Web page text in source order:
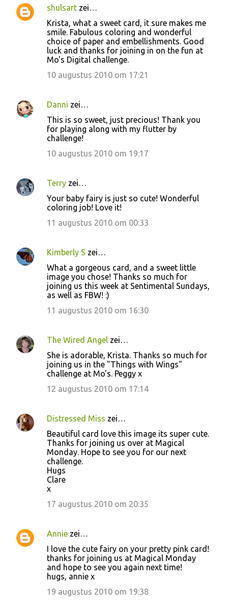
shulsart zei…
Krista, what a sweet card, it sure makes me
smile. Fabulous coloring and wonderful
choice of paper and embellishments. Good
luck and thanks for joining in on the fun at
Mo's Digital challenge.
10 augustus 2010 om 17:21
Danni zei…
This is so sweet, just precious! Thank you
for playing along with my flutter by
challenge!
10 augustus 2010 om 19:17
Terry zei…
Your baby fairy is just so cute! Wonderful
coloring job! Love it!
11 augustus 2010 om 00:33
Kimberly S zei…
What a gorgeous card, and a sweet little
image you chose! Thanks so much for
joining us this week at Sentimental Sundays,
as well as FBW! :)
11 augustus 2010 om 16:30
The Wired Angel zei…
She is adorable, Krista. Thanks so much for
joining us in the "Things with Wings"
challenge at Mo's. Peggy x
12 augustus 2010 om 17:14
Distressed Miss zei…
Beautiful card love this image its super cute.
Thanks for joining us over at Magical
Monday. Hope to see you for our next
challenge.
Hugs
Clare
x
17 augustus 2010 om 20:35
Annie zei…
I love the cute fairy on your pretty pink card!
thanks for joining us at Magical Monday
and hope to see you again next time!
hugs, annie x
19 augustus 2010 om 19:38